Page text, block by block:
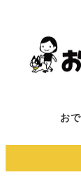
へ
お